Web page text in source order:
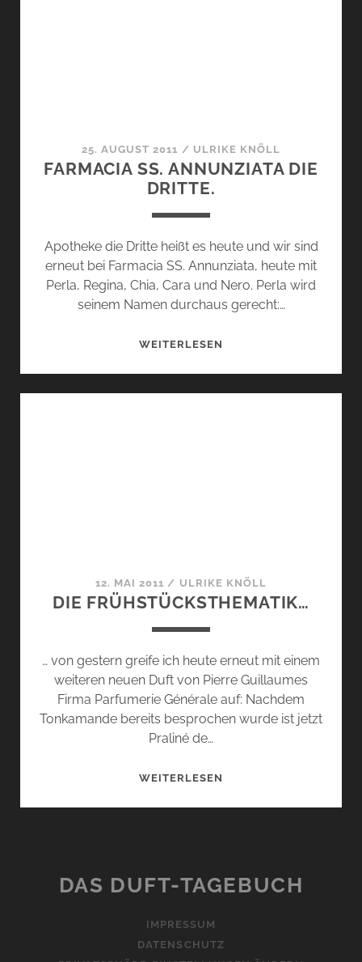
25. AUGUST 2011 / ULRIKE KNÖLL
FARMACIA SS. ANNUNZIATA DIE
DRITTE.
Apotheke die Dritte heißt es heute und wir sind
erneut bei Farmacia SS. Annunziata, heute mit
Perla, Regina, Chia, Cara und Nero. Perla wird
seinem Namen durchaus gerecht:…
WEITERLESEN
12. MAI 2011 / ULRIKE KNÖLL
DIE FRÜHSTÜCKSTHEMATIK…
… von gestern greife ich heute erneut mit einem
weiteren neuen Duft von Pierre Guillaumes
Firma Parfumerie Générale auf: Nachdem
Tonkamande bereits besprochen wurde ist jetzt
Praliné de…
WEITERLESEN
DAS DUFT-TAGEBUCH
IMPRESSUM
DATENSCHUTZ